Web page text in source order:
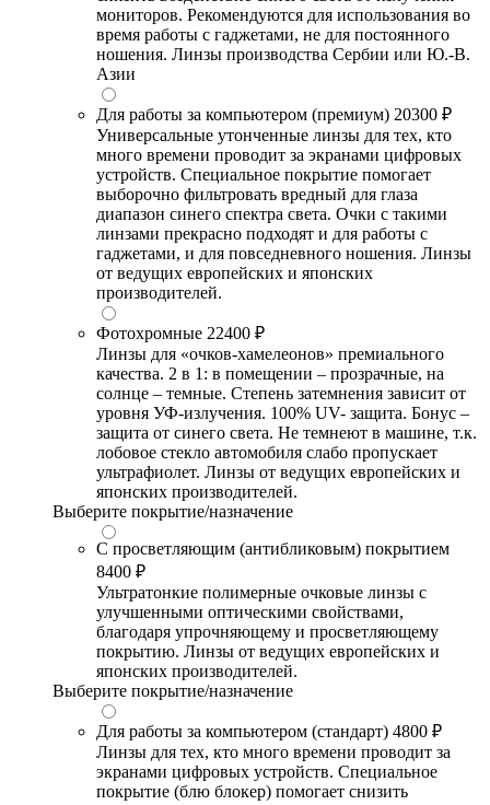
мониторов. Рекомендуются для использования во
время работы с гаджетами, не для постоянного
ношения. Линзы производства Сербии или Ю.-В.
Азии
Для работы за компьютером (премиум) 20300 ₽
Универсальные утонченные линзы для тех, кто
много времени проводит за экранами цифровых
устройств. Специальное покрытие помогает
выборочно фильтровать вредный для глаза
диапазон синего спектра света. Очки с такими
линзами прекрасно подходят и для работы с
гаджетами, и для повседневного ношения. Линзы
от ведущих европейских и японских
производителей.
Фотохромные 22400 ₽
Линзы для «очков-хамелеонов» премиального
качества. 2 в 1: в помещении – прозрачные, на
солнце – темные. Степень затемнения зависит от
уровня УФ-излучения. 100% UV- защита. Бонус –
защита от синего света. Не темнеют в машине, т.к.
лобовое стекло автомобиля слабо пропускает
ультрафиолет. Линзы от ведущих европейских и
японских производителей.
Выберите покрытие/назначение
С просветляющим (антибликовым) покрытием
8400 ₽
Ультратонкие полимерные очковые линзы с
улучшенными оптическими свойствами,
благодаря упрочняющему и просветляющему
покрытию. Линзы от ведущих европейских и
японских производителей.
Выберите покрытие/назначение
Для работы за компьютером (стандарт) 4800 ₽
Линзы для тех, кто много времени проводит за
экранами цифровых устройств. Специальное
покрытие (блю блокер) помогает снизить